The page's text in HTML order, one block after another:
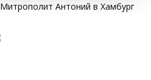
Митрополит Антоний в Хамбург